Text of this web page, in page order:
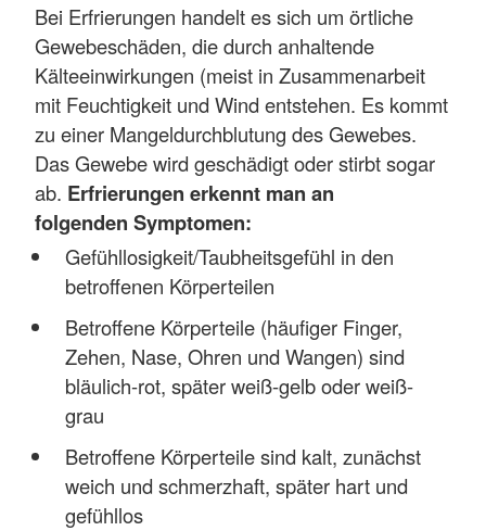
Bei Erfrierungen handelt es sich um örtliche
Gewebeschäden, die durch anhaltende
Kälteeinwirkungen (meist in Zusammenarbeit
mit Feuchtigkeit und Wind entstehen. Es kommt
zu einer Mangeldurchblutung des Gewebes.
Das Gewebe wird geschädigt oder stirbt sogar
ab. Erfrierungen erkennt man an
folgenden Symptomen:
Gefühllosigkeit/Taubheitsgefühl in den
betroffenen Körperteilen
Betroffene Körperteile (häufiger Finger,
Zehen, Nase, Ohren und Wangen) sind
bläulich-rot, später weiß-gelb oder weiß-
grau
Betroffene Körperteile sind kalt, zunächst
weich und schmerzhaft, später hart und
gefühllos